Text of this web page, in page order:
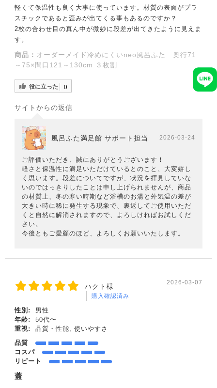
軽くて保温性も良く大事に使っています。材質の表面がプラ
スチックであると歪みが出てくる事もあるのですか？
2枚の合わせ目の真ん中が微妙に段差が出てきたように見えま
す。
商品： オーダーメイド冷めにくいneo風呂ふた 奥行71
～75×間口121～130cm ３枚割
役に立った 0
サイトからの返信
風呂ふた満足館 サポート担当 2026-03-24
ご評価いただき、誠にありがとうございます！
軽さと保温性に満足いただけているとのこと、大変嬉し
く思います。段差についてですが、状況を拝見していな
いのではっきりしたことは申し上げられませんが、商品
の材質上、冬の寒い時期など浴槽のお湯と外気温の差が
大きい時に稀に発生する現象で、裏返してご使用いただ
くと自然に解消されますので、よろしければお試しくだ
さい。
今後ともご愛顧のほど、よろしくお願いいたします。
ハクト様
購入確認済み
2026-03-07
性別:
男性
年齢:
50代〜
重視:
品質・性能, 使いやすさ
品質
コスパ
リピート
蓋